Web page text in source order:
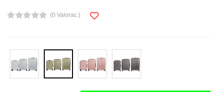
(0 Valorac.)